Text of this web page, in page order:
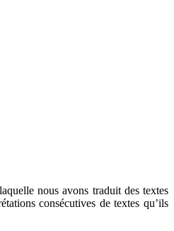
nous avons traduit des textes
consécutives de textes qu’ils